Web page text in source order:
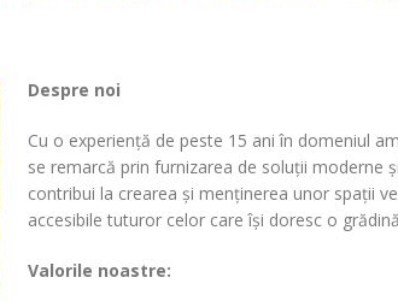
Despre noi
Cu o experiență de peste 15 ani în domeniul
se remarcă prin furnizarea de soluții moderne
contribui la crearea și menținerea unor spații
accesibile tuturor celor care își doresc o
Valorile noastre: